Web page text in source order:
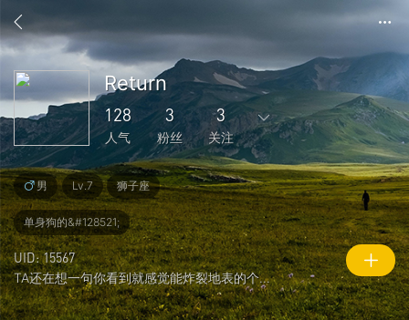
Return
128
人气
3
粉丝
3
关注
99
主题
79
回复
12
好友
3
粉丝
3
关注
0
说说
128
人气
3958
积分
男 Lv.7 狮子座
单身狗的&#128521;
UID: 15567
TA还在想一句你看到就感觉能炸裂地表的个性签名